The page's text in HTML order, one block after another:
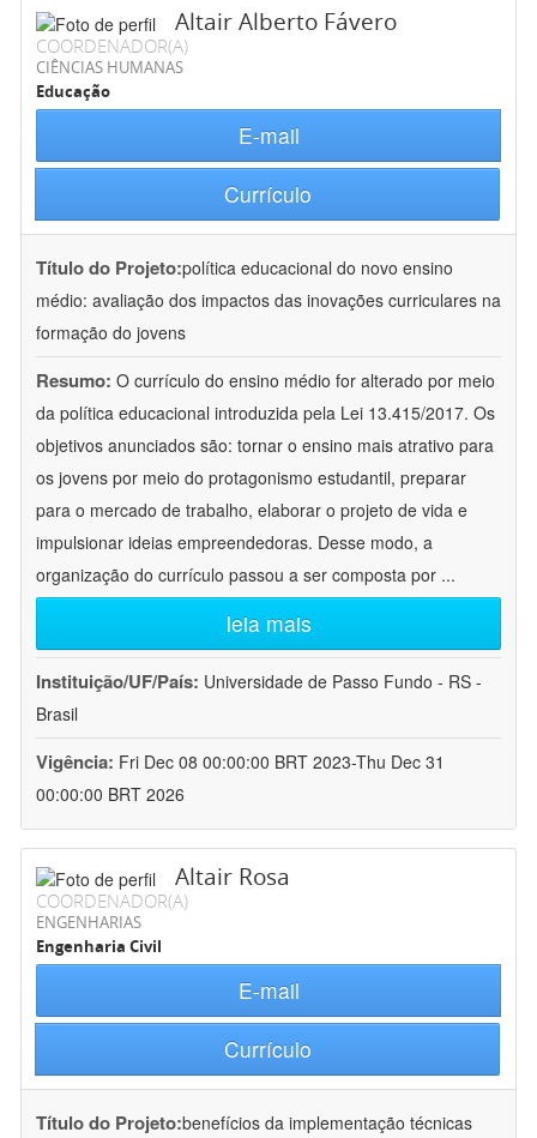
Altair Alberto Fávero
COORDENADOR(A)
CIÊNCIAS HUMANAS
Educação
E-mail
Currículo
Título do Projeto:política educacional do novo ensino
médio: avaliação dos impactos das inovações curriculares na
formação do jovens
Resumo: O currículo do ensino médio for alterado por meio
da política educacional introduzida pela Lei 13.415/2017. Os
objetivos anunciados são: tornar o ensino mais atrativo para
os jovens por meio do protagonismo estudantil, preparar
para o mercado de trabalho, elaborar o projeto de vida e
impulsionar ideias empreendedoras. Desse modo, a
organização do currículo passou a ser composta por ...
leia mais
Instituição/UF/País: Universidade de Passo Fundo - RS -
Brasil
Vigência: Fri Dec 08 00:00:00 BRT 2023-Thu Dec 31
00:00:00 BRT 2026
Altair Rosa
COORDENADOR(A)
ENGENHARIAS
Engenharia Civil
E-mail
Currículo
Título do Projeto:benefícios da implementação técnicas